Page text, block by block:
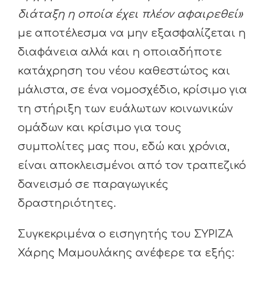
διάταξη η οποία έχει πλέον αφαιρεθεί»
με αποτέλεσμα να μην εξασφαλίζεται η
διαφάνεια αλλά και η οποιαδήποτε
κατάχρηση του νέου καθεστώτος και
μάλιστα, σε ένα νομοσχέδιο, κρίσιμο για
τη στήριξη των ευάλωτων κοινωνικών
ομάδων και κρίσιμο για τους
συμπολίτες μας που, εδώ και χρόνια,
είναι αποκλεισμένοι από τον τραπεζικό
δανεισμό σε παραγωγικές
δραστηριότητες.
Συγκεκριμένα ο εισηγητής του ΣΥΡΙΖΑ
Χάρης Μαμουλάκης ανέφερε τα εξής: